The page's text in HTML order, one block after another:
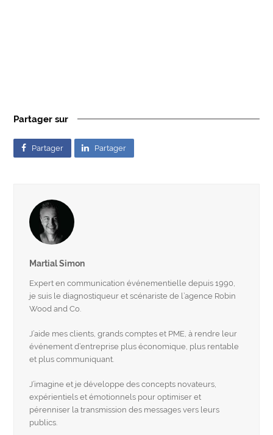
Partager sur
Partager Partager
Martial Simon
Expert en communication événementielle depuis 1990,
je suis le diagnostiqueur et scénariste de l’agence Robin
Wood and Co.
J’aide mes clients, grands comptes et PME, à rendre leur
événement d’entreprise plus économique, plus rentable
et plus communiquant.
J’imagine et je développe des concepts novateurs,
expérientiels et émotionnels pour optimiser et
pérenniser la transmission des messages vers leurs
publics.